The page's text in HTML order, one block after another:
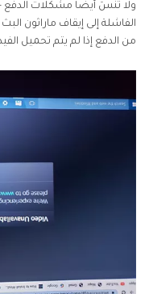
ولا تنسَ أيضًا مشكلات الدفع -
الفاشلة إلى إيقاف ماراثون
من الدفع إذا لم يتم تحميل